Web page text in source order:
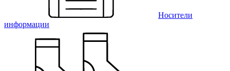
Носители
информации